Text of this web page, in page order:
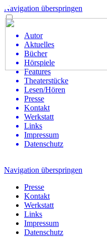
Navigation überspringen
Autor
Aktuelles
Bücher
Hörspiele
Features
Theaterstücke
Lesen/Hören
Presse
Kontakt
Werkstatt
Links
Impressum
Datenschutz
Navigation überspringen
Presse
Kontakt
Werkstatt
Links
Impressum
Datenschutz